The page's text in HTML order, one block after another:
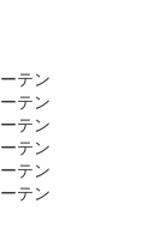
テン
テン
テン
テン
テン
テン